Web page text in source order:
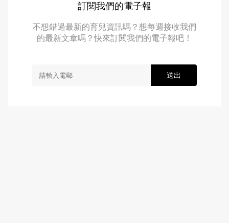
訂閱我們的電子報
不想錯過最新的育兒資訊嗎？想每週接收我們
的最新文章嗎？快來訂閱我們的電子報吧！
送出